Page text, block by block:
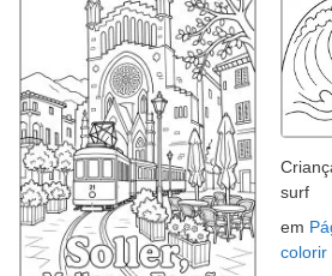
surf
em
colorir